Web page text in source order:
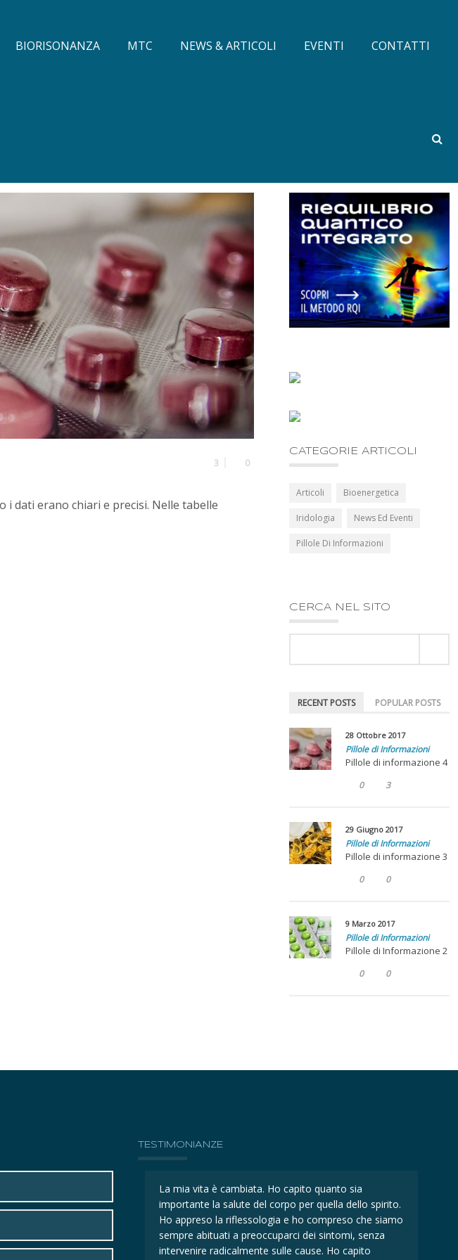
BIORISONANZA MTC NEWS & ARTICOLI EVENTI CONTATTI
0
3
dati erano chiari e precisi. Nelle tabelle
CATEGORIE ARTICOLI
Articoli Bioenergetica
Iridologia News Ed Eventi
Pillole Di Informazioni
CERCA NEL SITO
RECENT POSTS POPULAR POSTS
28 Ottobre 2017
Pillole di Informazioni
Pillole di informazione 4
0 3
29 Giugno 2017
Pillole di Informazioni
Pillole di informazione 3
0 0
9 Marzo 2017
Pillole di Informazioni
Pillole di Informazione 2
0 0
TESTIMONIANZE
capito quanto sia
per quella dello spirito.
e ho compreso che siamo
cause. Ho capito
La mia vita è cambiata. Ho capito quanto sia
importante la salute del corpo per quella dello spirito.
Ho appreso la riflessologia e ho compreso che siamo
sempre abituati a preoccuparci dei sintomi, senza
intervenire radicalmente sulle cause. Ho capito